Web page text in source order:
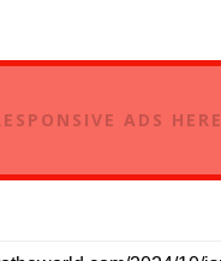
ADS HERE